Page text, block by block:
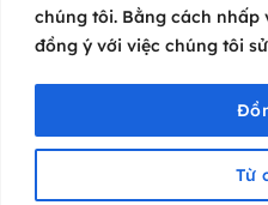
chúng tôi. Bằng cách nhấp
đồng ý với việc chúng tôi
Từ
Copyright 2026 © Atosa Tech Pte.